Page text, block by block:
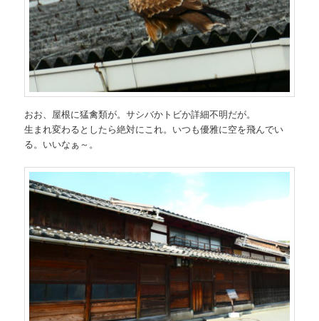
おお、屋根に猛禽類が。サシバかトビか詳細不明だが。
生まれ変わるとしたら絶対にこれ。いつも優雅に空を飛んでい
る。いいなぁ～。